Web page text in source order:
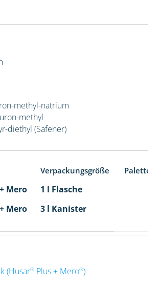
methyl-natrium
methyl
diethyl (Safener)
Verpackungsgröße
Mero
1 l Flasche
Mero
3 l Kanister
(Husar®Plus + Mero®)